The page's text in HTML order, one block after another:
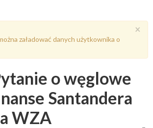
×
załadować danych użytkownika o
o węglowe
Santandera
WZA